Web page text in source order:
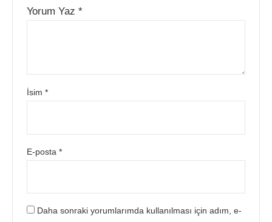
Yorum Yaz*
İsim*
E-posta*
Daha sonraki yorumlarımda kullanılması için adım, e-